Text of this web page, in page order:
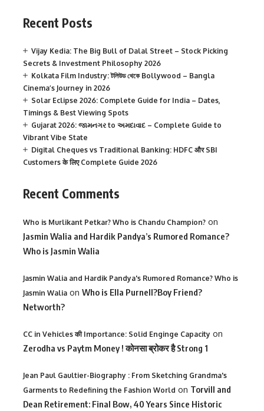
Recent Posts
Vijay Kedia: The Big Bull of Dalal Street – Stock Picking
Secrets & Investment Philosophy 2026
Kolkata Film Industry: টলিউড থেকে Bollywood – Bangla
Cinema’s Journey in 2026
Solar Eclipse 2026: Complete Guide for India – Dates,
Timings & Best Viewing Spots
Gujarat 2026: જામનગર to અમદાવાદ – Complete Guide to
Vibrant Vibe State
Digital Cheques vs Traditional Banking: HDFC और SBI
Customers के लिए Complete Guide 2026
Recent Comments
Who is Murlikant Petkar? Who is Chandu Champion? on
Jasmin Walia and Hardik Pandya’s Rumored Romance?
Who is Jasmin Walia
Jasmin Walia and Hardik Pandya's Rumored Romance? Who is
Jasmin Walia on Who is Ella Purnell?Boy Friend?
Networth?
CC in Vehicles की Importance: Solid Enginge Capacity on
Zerodha vs Paytm Money ! कोनसा ब्रोकर है Strong 1
Jean Paul Gaultier-Biography : From Sketching Grandma's
Garments to Redefining the Fashion World on Torvill and
Dean Retirement: Final Bow, 40 Years Since Historic